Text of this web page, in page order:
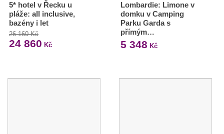
5* hotel v Řecku u
pláže: all inclusive,
bazény i let
26 160 Kč
24 860 Kč
Lombardie: Limone v
domku v Camping
Parku Garda s
přímým…
5 348 Kč